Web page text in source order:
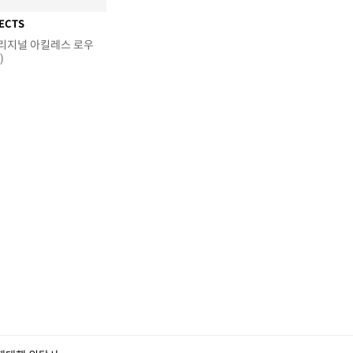
지널 아킬레스 로우